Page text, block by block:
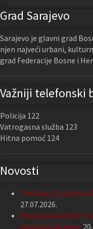
Grad Sarajevo
Sarajevo je glavni grad
njen najveći urbani,
grad Federacije Bosne i
Važniji telefonski
Policija 122
Vatrogasna služba 123
Hitna pomoć 124
Novosti
Održana 13. sjednica
27.07.2026.
Nastavak podrške
Kantona Sarajevo